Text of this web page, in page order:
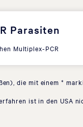
Parasiten
Multiplex-PCR
die mit einem *
ist in den USA